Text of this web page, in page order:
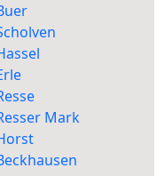
Mark